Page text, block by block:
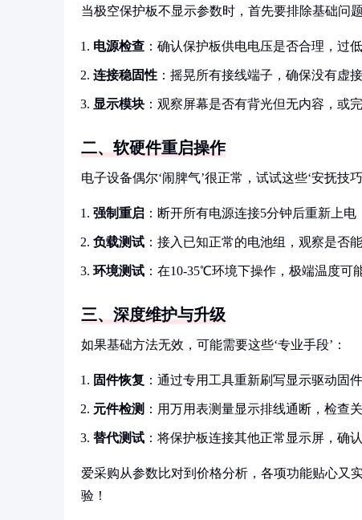
当极空保护板不显示参数时，首先要排除基础问
电源检查 ：确认保护板供电电压是否合理，过
连接稳固性 ：摇晃所有接线端子，确保没有虚
显示模块 ：观察屏幕是否有背光但无内容，或
二、软硬件重启操作
电子设备偶尔‘闹脾气’很正常，试试这些‘安抚技巧
强制重启 ：断开所有电源连接5分钟后重新上电
负载测试 ：接入已知正常的电池组，观察是否
环境测试 ：在10-35℃环境下操作，极端温度可
三、深度维护与升级
如果基础方法无效，可能需要这些‘专业手段’：
固件恢复 ：通过专用工具重新刷写显示驱动固件
元件检测 ：用万用表测量显示排线通断，检查
替代测试 ：将保护板连接其他正常显示屏，确
爱采购从参数比对到价格分析，各项功能贴心又
验！